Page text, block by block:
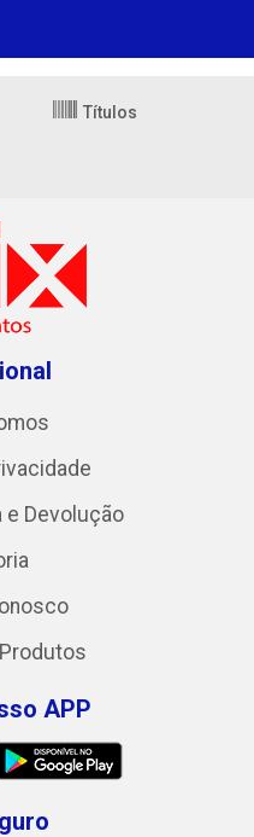
Títulos
e Devolução
APP